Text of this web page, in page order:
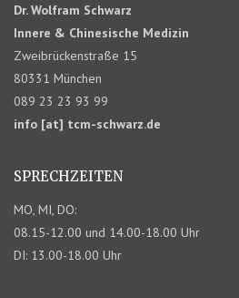
Dr. Wolfram Schwarz
Innere & Chinesische Medizin
Zweibrückenstraße 15
80331 München
089 23 23 93 99
info [at] tcm-schwarz.de
SPRECHZEITEN
MO, MI, DO:
08.15-12.00 und 14.00-18.00 Uhr
DI: 13.00-18.00 Uhr